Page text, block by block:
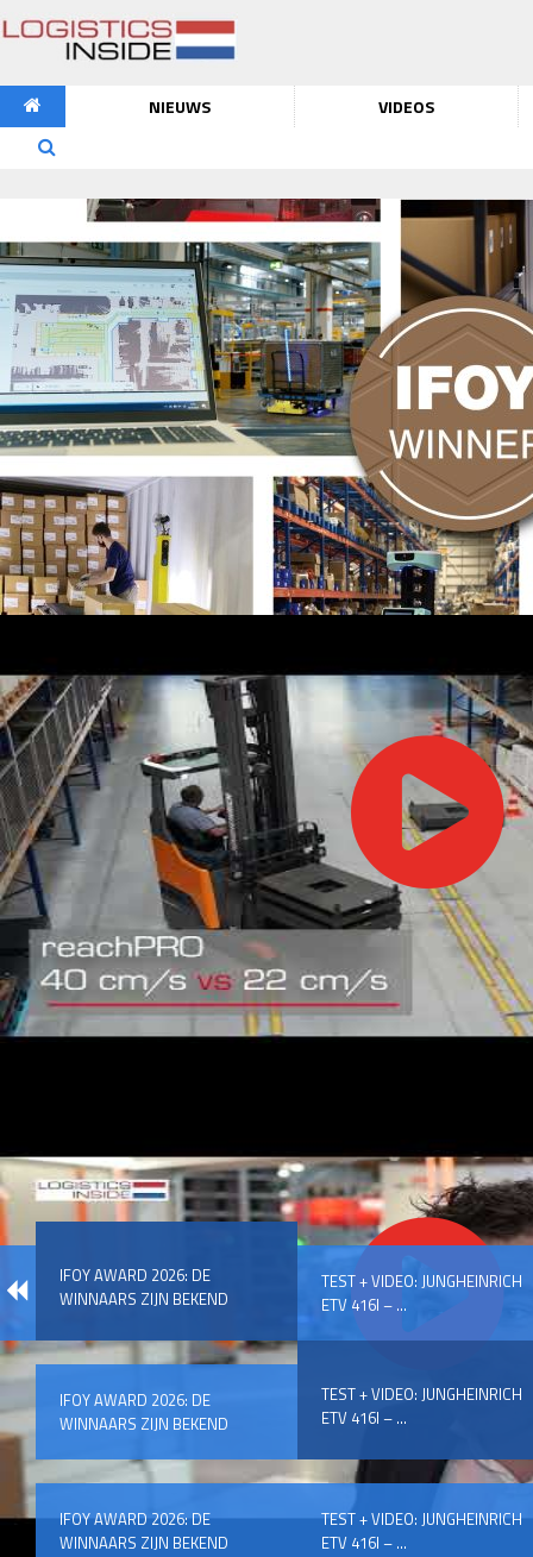
NIEUWS VIDEOS
IFOY AWARD 2026: DE
WINNAARS ZIJN BEKEND
TEST + VIDEO: JUNGHEINRICH
ETV 416I – ...
IFOY AWARD 2026: DE
WINNAARS ZIJN BEKEND
TEST + VIDEO: JUNGHEINRICH
ETV 416I – ...
IFOY AWARD 2026: DE
WINNAARS ZIJN BEKEND
TEST + VIDEO: JUNGHEINRICH
ETV 416I – ...